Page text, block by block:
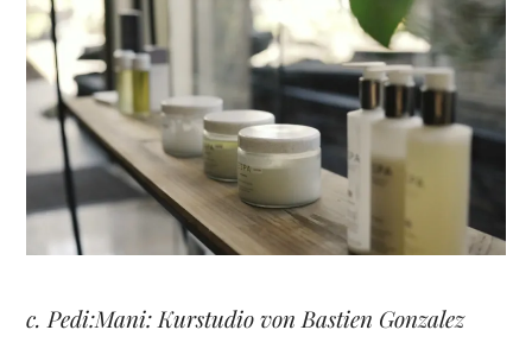
c. Pedi:Mani: Kurstudio von Bastien Gonzalez